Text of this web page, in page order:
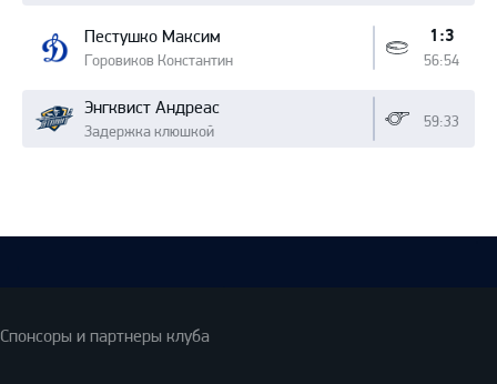
Пестушко Максим
Горовиков Константин
1:3
56:54
Энгквист Андреас
Задержка клюшкой
59:33
Спонсоры и партнеры клуба